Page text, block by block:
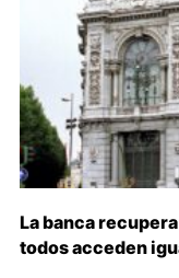
La banca
todos acceden